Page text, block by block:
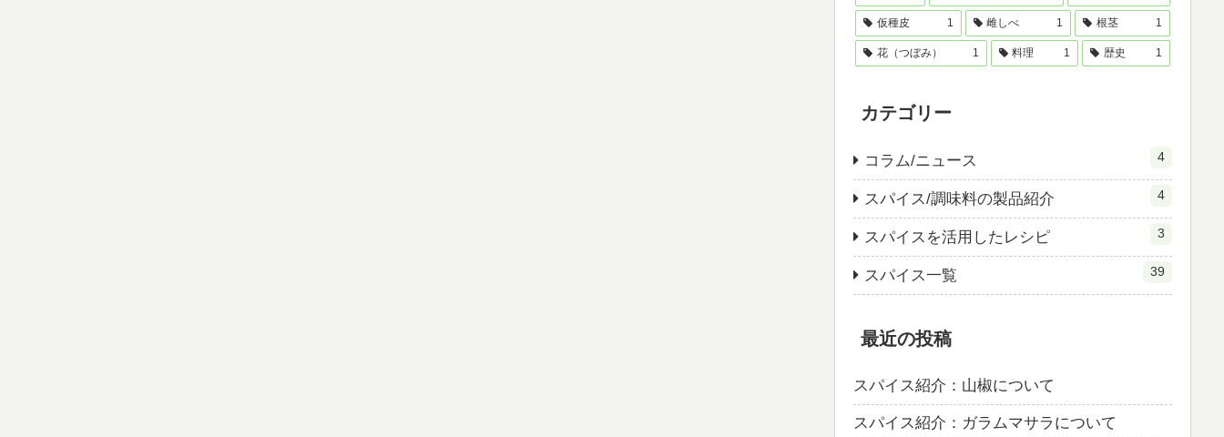
仮種皮 1 雌しべ 1 根茎 1
花（つぼみ） 1 料理 1 歴史 1
カテゴリー
コラム/ニュース 4
スパイス/調味料の製品紹介 4
スパイスを活用したレシピ 3
スパイス一覧 39
最近の投稿
スパイス紹介：山椒について
スパイス紹介：ガラムマサラについて